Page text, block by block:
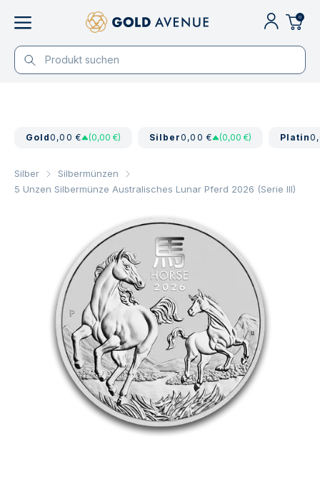
0
Gold0,00 € (0,00 €) Silber0,00 € (0,00 €) Platin
Silber
Silbermünzen
5 Unzen Silbermünze Australisches Lunar Pferd 2026 (Serie III)